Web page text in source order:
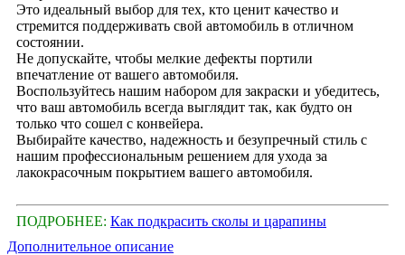
Это идеальный выбор для тех, кто ценит качество и
стремится поддерживать свой автомобиль в отличном
состоянии.
Не допускайте, чтобы мелкие дефекты портили
впечатление от вашего автомобиля.
Воспользуйтесь нашим набором для закраски и убедитесь,
что ваш автомобиль всегда выглядит так, как будто он
только что сошел с конвейера.
Выбирайте качество, надежность и безупречный стиль с
нашим профессиональным решением для ухода за
лакокрасочным покрытием вашего автомобиля.
ПОДРОБНЕЕ: Как подкрасить сколы и царапины
Дополнительное описание